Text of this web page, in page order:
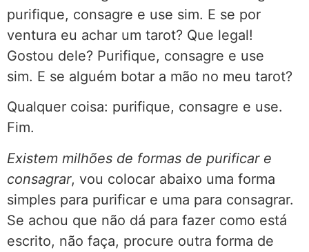
purifique, consagre e use sim. E se por
ventura eu achar um tarot? Que legal!
Gostou dele? Purifique, consagre e use
sim. E se alguém botar a mão no meu tarot?
Qualquer coisa: purifique, consagre e use.
Fim.
Existem milhões de formas de purificar e
consagrar, vou colocar abaixo uma forma
simples para purificar e uma para consagrar.
Se achou que não dá para fazer como está
escrito, não faça, procure outra forma de